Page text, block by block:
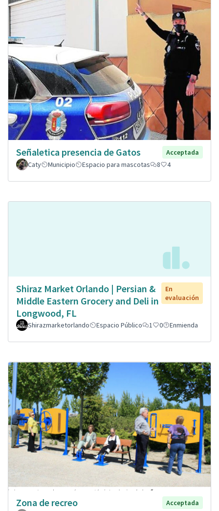
Señaletica presencia de Gatos
Acceptada
Caty
Municipio Espacio para mascotas 8 4
Shiraz Market Orlando | Persian &
Middle Eastern Grocery and Deli in
Longwood, FL
En
evaluación
Shirazmarketorlando Espacio Público 1 0 Enmienda
Zona de recreo
Acceptada